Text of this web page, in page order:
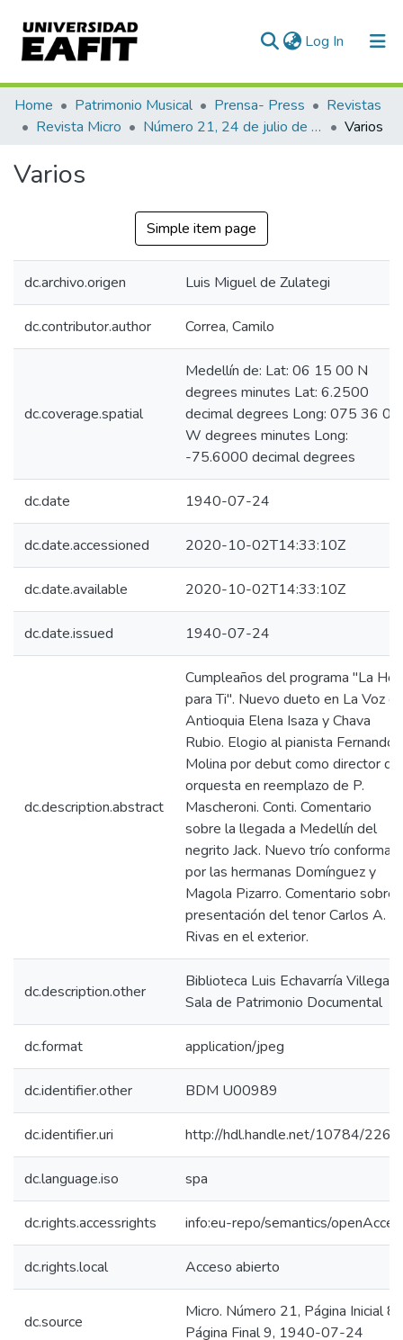
Log In (current)
Communities & Collections
All of DSpace
Statistics
Home Patrimonio Musical Prensa- Press
Revistas
Revista Micro
Número 21, 24 de julio de 1940 Varios
Varios
Simple item page
dc.archivo.origen Luis Miguel de Zulategi
dc.contributor.author Correa, Camilo
dc.coverage.spatial
Medellín de: Lat: 06 15 00 N
degrees minutes Lat: 6.2500
decimal degrees Long: 075 36 00
W degrees minutes Long:
-75.6000 decimal degrees
dc.date 1940-07-24
dc.date.accessioned 2020-10-02T14:33:10Z
dc.date.available 2020-10-02T14:33:10Z
dc.date.issued 1940-07-24
dc.description.abstract
Cumpleaños del programa "La
para Ti". Nuevo dueto en La Voz
Antioquia Elena Isaza y Chava
Rubio. Elogio al pianista Fernando
Molina por debut como director de
orquesta en reemplazo de P.
Mascheroni. Conti. Comentario
sobre la llegada a Medellín del
negrito Jack. Nuevo trío
por las hermanas Domínguez y
Magola Pizarro. Comentario sobre
presentación del tenor Carlos A.
Rivas en el exterior.
dc.description.other
Biblioteca Luis Echavarría Villegas,
Sala de Patrimonio Documental
dc.format application/jpeg
dc.identifier.other BDM U00989
dc.identifier.uri http://hdl.handle.net/10784/
dc.language.iso spa
dc.rights.accessrights info:eu-repo/semantics/
dc.rights.local Acceso abierto
dc.source
Micro. Número 21, Página Inicial 8,
Página Final 9, 1940-07-24